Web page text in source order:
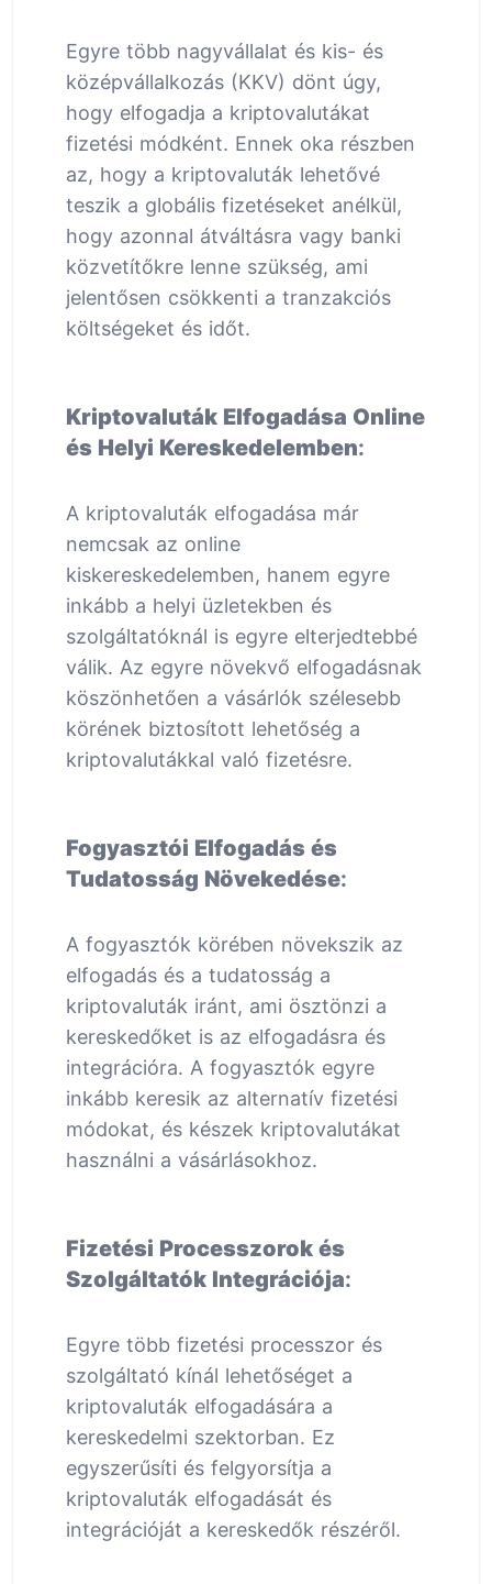
Egyre több nagyvállalat és kis- és
középvállalkozás (KKV) dönt úgy,
hogy elfogadja a kriptovalutákat
fizetési módként. Ennek oka részben
az, hogy a kriptovaluták lehetővé
teszik a globális fizetéseket anélkül,
hogy azonnal átváltásra vagy banki
közvetítőkre lenne szükség, ami
jelentősen csökkenti a tranzakciós
költségeket és időt.
Kriptovaluták Elfogadása Online
és Helyi Kereskedelemben:
A kriptovaluták elfogadása már
nemcsak az online
kiskereskedelemben, hanem egyre
inkább a helyi üzletekben és
szolgáltatóknál is egyre elterjedtebbé
válik. Az egyre növekvő elfogadásnak
köszönhetően a vásárlók szélesebb
körének biztosított lehetőség a
kriptovalutákkal való fizetésre.
Fogyasztói Elfogadás és
Tudatosság Növekedése:
A fogyasztók körében növekszik az
elfogadás és a tudatosság a
kriptovaluták iránt, ami ösztönzi a
kereskedőket is az elfogadásra és
integrációra. A fogyasztók egyre
inkább keresik az alternatív fizetési
módokat, és készek kriptovalutákat
használni a vásárlásokhoz.
Fizetési Processzorok és
Szolgáltatók Integrációja:
Egyre több fizetési processzor és
szolgáltató kínál lehetőséget a
kriptovaluták elfogadására a
kereskedelmi szektorban. Ez
egyszerűsíti és felgyorsítja a
kriptovaluták elfogadását és
integrációját a kereskedők részéről.